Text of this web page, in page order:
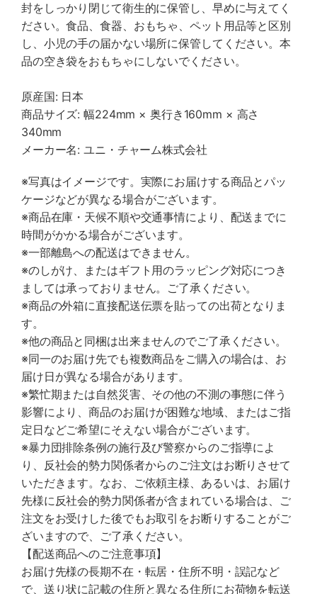
封をしっかり閉じて衛生的に保管し、早めに与えてく
ださい。食品、食器、おもちゃ、ペット用品等と区別
し、小児の手の届かない場所に保管してください。本
品の空き袋をおもちゃにしないでください。
原産国: 日本
商品サイズ: 幅224mm × 奥行き160mm × 高さ
340mm
メーカー名: ユニ・チャーム株式会社
※写真はイメージです。実際にお届けする商品とパッ
ケージなどが異なる場合がございます。
※商品在庫・天候不順や交通事情により、配送までに
時間がかかる場合がございます。
※一部離島への配送はできません。
※のしがけ、またはギフト用のラッピング対応につき
ましては承っておりません。ご了承ください。
※商品の外箱に直接配送伝票を貼っての出荷となりま
す。
※他の商品と同梱は出来ませんのでご了承ください。
※同一のお届け先でも複数商品をご購入の場合は、お
届け日が異なる場合があります。
※繁忙期または自然災害、その他の不測の事態に伴う
影響により、商品のお届けが困難な地域、またはご指
定日などご希望にそえない場合がございます。
※暴力団排除条例の施行及び警察からのご指導によ
り、反社会的勢力関係者からのご注文はお断りさせて
いただきます。なお、ご依頼主様、あるいは、お届け
先様に反社会的勢力関係者が含まれている場合は、ご
注文をお受けした後でもお取引をお断りすることがご
ざいますので、ご了承ください。
【配送商品へのご注意事項】
お届け先様の長期不在・転居・住所不明・誤記など
で、送り状に記載の住所と異なる住所にお荷物を転送